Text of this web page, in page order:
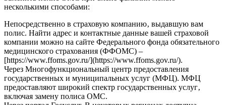
несколькими способами:
Непосредственно в страховую компанию‚ выдавшую вам
полис. Найти адрес и контактные данные вашей страховой
компании можно на сайте Федерального фонда обязательного
медицинского страхования (ФФОМС) –
[https://www.ffoms.gov.ru/](https://www.ffoms.gov.ru/).
Через Многофункциональный центр предоставления
государственных и муниципальных услуг (МФЦ). МФЦ
предоставляют широкий спектр государственных услуг‚
включая замену полиса ОМС.